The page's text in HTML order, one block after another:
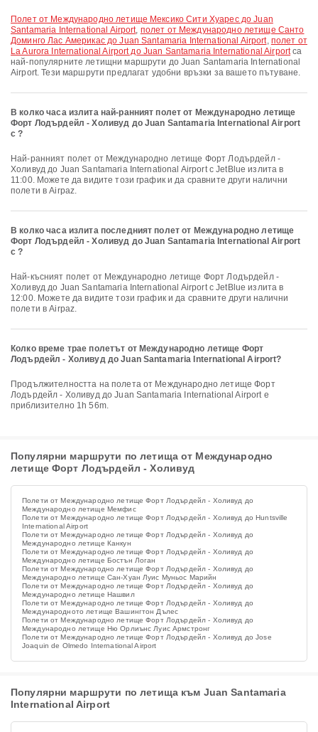
полет от Международно летище Мексико Сити Хуарес до Juan
Santamaria International Airport, полет от Международно летище Санто
Доминго Лас Америкас до Juan Santamaria International Airport, полет от
La Aurora International Airport до Juan Santamaria International Airportса
най-популярните летищни маршрути до Juan Santamaria International
Airport. Тези маршрути предлагат удобни връзки за вашето пътуване.
В колко часа излита най-ранният полет от Международно летище
Форт Лодърдейл - Холивуд до Juan Santamaria International Airport
с ?
Най-ранният полет от Международно летище Форт Лодърдейл -
Холивуд до Juan Santamaria International Airport с JetBlue излита в
11:00. Можете да видите този график и да сравните други налични
полети в Airpaz.
В колко часа излита последният полет от Международно летище
Форт Лодърдейл - Холивуд до Juan Santamaria International Airport
с ?
Най-късният полет от Международно летище Форт Лодърдейл -
Холивуд до Juan Santamaria International Airport с JetBlue излита в
12:00. Можете да видите този график и да сравните други налични
полети в Airpaz.
Колко време трае полетът от Международно летище Форт
Лодърдейл - Холивуд до Juan Santamaria International Airport?
Продължителността на полета от Международно летище Форт
Лодърдейл - Холивуд до Juan Santamaria International Airport е
приблизително 1h 56m.
Популярни маршрути по летища от Международно
летище Форт Лодърдейл - Холивуд
Полети от Международно летище Форт Лодърдейл - Холивуд до
Международно летище Мемфис
Полети от Международно летище Форт Лодърдейл - Холивуд до Huntsville
International Airport
Полети от Международно летище Форт Лодърдейл - Холивуд до
Международно летище Канкун
Полети от Международно летище Форт Лодърдейл - Холивуд до
Международно летище Бостън Логан
Полети от Международно летище Форт Лодърдейл - Холивуд до
Международно летище Сан-Хуан Луис Муньос Марийн
Полети от Международно летище Форт Лодърдейл - Холивуд до
Международно летище Нашвил
Полети от Международно летище Форт Лодърдейл - Холивуд до
Международното летище Вашингтон Дълес
Полети от Международно летище Форт Лодърдейл - Холивуд до
Международно летище Ню Орлиънс Луис Армстронг
Полети от Международно летище Форт Лодърдейл - Холивуд до Jose
Joaquin de Olmedo International Airport
Популярни маршрути по летища към Juan Santamaria
International Airport